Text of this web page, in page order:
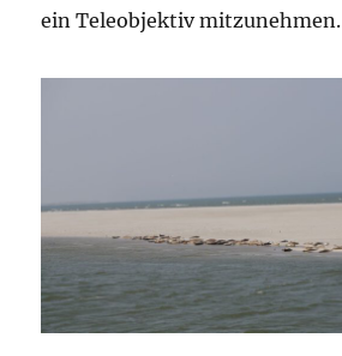
ein Teleobjektiv mitzunehmen.